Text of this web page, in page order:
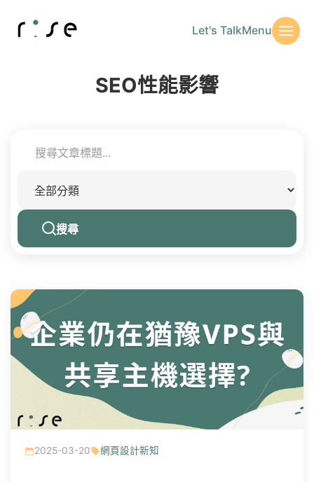
Let's TalkMenu
SEO性能影響
搜尋
2025-03-20 網頁設計新知